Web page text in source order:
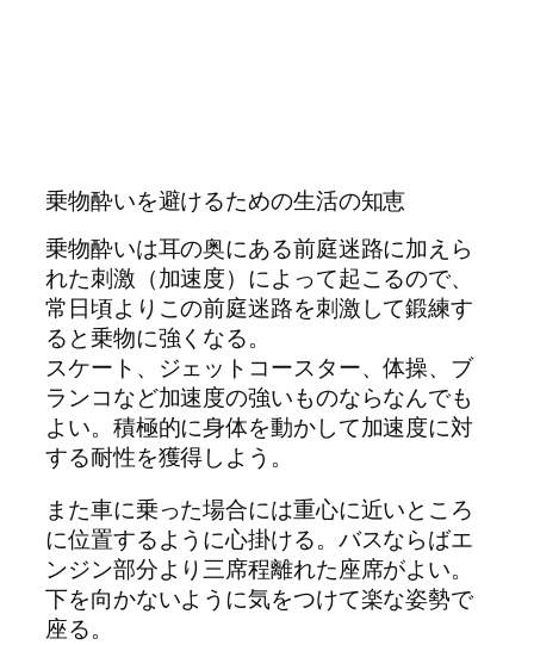
乗物酔いを避けるための生活の知恵
乗物酔いは耳の奥にある前庭迷路に加えら
れた刺激（加速度）によって起こるので、
常日頃よりこの前庭迷路を刺激して鍛練す
ると乗物に強くなる。
スケート、ジェットコースター、体操、ブ
ランコなど加速度の強いものならなんでも
よい。積極的に身体を動かして加速度に対
する耐性を獲得しよう。
また車に乗った場合には重心に近いところ
に位置するように心掛ける。バスならばエ
ンジン部分より三席程離れた座席がよい。
下を向かないように気をつけて楽な姿勢で
座る。